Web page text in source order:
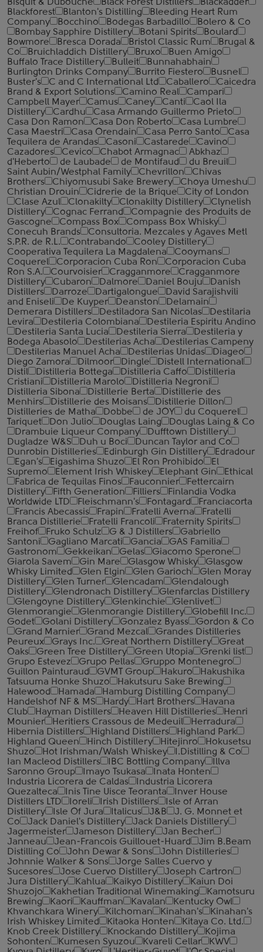
Bisquit & Dubouche Black Forest Distillers
Blackadder
Blackforest
Blanton's Distilling
Bleeding Heart Rum
Company
Bocchino Bodegas Barbadillo
Bolero & Co
Bombay Sapphire Distillery
Botani Spirits
Boulard
Bowmore
Bresca Dorada Bristol Classic Rum
Brugal &
Co
Bruichladdich Distillery Bruxo
Buen Amigo
Buffalo Trace Distillery
Bulleit
Bunnahabhain
Burlington Drinks Company
Burrito Fiestero
Busnel
Buster's
C and C International Ltd Caballero
Caicedra
Brand & Export Solutions
Camino Real
Campari
Campbell Mayer
Camus Caney Canti
Caol Ila
Distillery
Cardhu
Casa Armando Guillermo Prieto
Casa Don Ramon
Casa Don Roberto
Casa Lumbre
Casa Maestri
Casa Orendain Casa Perro Santo
Casa
Tequilera de Arandas
Casoni Castarede
Cavino
Cazadores
Cevico Chabot Armagnac
Abkhaz
d'Heberto
de Laubade de Montifaud
du Breuil
Saint Aubin/Westphal Family
Chevrillon
Chivas
Brothers
Chiyomusubi Sake Brewery
Choya Umeshu
Christian Drouin
Cidrerie de la Brique
City of London
Clase Azul
Clonakilty Clonakilty Distillery
Clynelish
Distillery
Cognac Ferrand
Compagnie des Produits de
Gascogne
Compass Box
Compass Box Whisky
Conecuh Brands
Consultoria. Mezcales y Agaves Metl
S.P.R. de R.L.
Contrabando
Cooley Distillery
Cooperativa Tequilera La Magdalena
Cooymans
Coquerel
Corporacion Cuba Ron
Corporacion Cuba
Ron S.A.
Courvoisier Cragganmore
Cragganmore
Distillery
Cubaron Dalmore Daniel Bouju
Danish
Distillers
Darroze Dartigalongue
David Sarajishvili
and Eniseli
De Kuyper Deanston
Delamain
Demerara Distillers
Destiladora San Nicolas
Destilaria
Levira
Destileria Colombiana
Destileria Espiritu Andino
Destileria Santa Lucia
Destileria Sierra
Destileria y
Bodega Abasolo
Destilerias Acha
Destilerias Campeny
Destilerias Manuel Acha
Destilerias Unidas
Diageo
Diego Zamora
Dilmoor Dingle
Distell International
Distil
Distilleria Bottega Distilleria Caffo
Distilleria
Cristiani
Distilleria Marolo
Distilleria Negroni
Distilleria Sibona
Distillerie Berta
Distillerie des
Menhirs
Distillerie des Moisans
Distillerie Dillon
Distilleries de Matha
Dobbe de JOY
du Coquerel
Tariquet
Don Julio Douglas Laing
Douglas Laing & Co
Drambuie Liqueur Company
Dufftown Distillery
Dugladze W&S
Duh u Boci
Duncan Taylor and Co
Dunrobin Distilleries
Edinburgh Gin Distillery
Edradour
Egan's
Eigashima Shuzo El Ron Prohibido
El
Supremo
Element Irish Whiskey Elephant Gin
Ethical
Fabrica de Tequilas Finos
Fauconnier
Fettercairn
Distillery
Fifth Generation Filliers
Finlandia Vodka
Worldwide LTD
Fleischmann's Fontagard
Franciacorta
Francis Abecassis
Frapin Fratelli Averna
Fratelli
Branca Distillerie
Fratelli ‎Francoli
Fraternity Spirits
Freihof
Fruko Schulz G & J Distillers
Gabriello
Santoni
Gagliano Marcati Gancia
GAS Familia
Gastronom
Gekkeikan Gelas
Giacomo Sperone
Giarola Savem
Gin Mare Glasgow Whisky
Glasgow
Whisky Limited
Glen Elgin Glen Garioch
Glen Moray
Distillery
Glen Turner Glencadam
Glendalough
Distillery
Glendronach Distillery
Glenfarclas Distillery
Glengoyne Distillery
Glenkinchie
Glenlivet
Glenmorangie
Glenmorangie Distillery
Globefill Inc.
Godet
Golani Distillery Gonzalez Byass
Gordon & Co
Grand Marnier
Grand Mezcal
Grandes Distilleries
Peureux
Grays Inc. Great Northern Distillery
Great
Oaks
Green Tree Distillery Green Utopia
Grenki list
Grupo Estevez
Grupo Pellas
Gruppo Montenegro
Guillon Painturaud
GVMT Group Hakuro
Hakushika
Tatsuuma Honke Shuzo
Hakutsuru Sake Brewing
Halewood
Hamada
Hamburg Distilling Company
Handelshof NF & MS
Hardy Hart Brothers
Havana
Club
Hayman Distillers Heaven Hill Distilleries
Henri
Mounier
Heritiers Crassous de Medeuil
Herradura
Hibernia Distillers
Highland Distillers
Highland Park
Highland Queen
Hinch Distillery Hitejinro
Hokusetsu
Shuzo
Hot Irishman/Walsh Whiskey
I.Distilling & Co
Ian Macleod Distillers
IBC Bottling Company
Illva
Saronno Group
Imayo Tsukasa
Inata Honten
Industria Licorera de Caldas
Industria Licorera
Quezalteca
Inis Tine Uisce Teoranta
Inver House
Distillers LTD
Ioreli Irish Distillers
Isle of Arran
Distillery
Isle Of Jura Italicus J&B
J. G. Monnet et
Co
Jack Daniel's Distillery
Jack Daniels Distillery
Jagermeister
Jameson Distillery
Jan Becher
Janneau
Jean-Francois Guillouet-Huard
Jim B.Beam
Distilling Co
John Dewar & Sons
John Distilleries
Johnnie Walker & Sons
Jorge Salles Cuervo y
Sucesores
Jose Cuervo Distillery
Joseph Cartron
Jura Distillery
Kahlua Kaikyo Distillery
Kaiun Doi
Shuzojo
Kakhetian Traditional Winemaking
Kamotsuru
Brewing
Kaori Kauffman Kavalan
Kentucky Owl
Khvanchkara Winery
Kilchoman Kinahan's
Kinahan's
Irish Whiskey Limited
Kitaoka Honten
Kitaya Co. Ltd.
Knob Creek Distillery
Knockando Distillery
Kojima
Sohonten
Kumesen Syuzou Kvareli Cellar
KWV